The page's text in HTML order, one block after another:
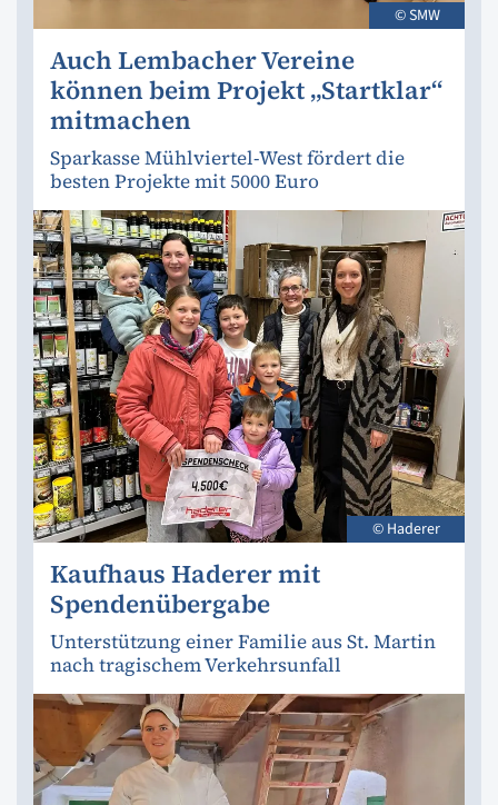
© SMW
Auch Lembacher Vereine
können beim Projekt „Startklar“
mitmachen
Sparkasse Mühlviertel-West fördert die
besten Projekte mit 5000 Euro
© Haderer
Kaufhaus Haderer mit
Spendenübergabe
Unterstützung einer Familie aus St. Martin
nach tragischem Verkehrsunfall